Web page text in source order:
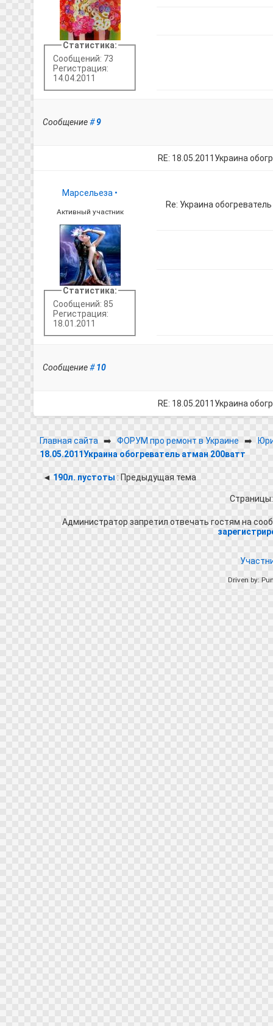
Статистика:
Сообщений: 73
Регистрация:
14.04.2011
Сообщение#9
RE: 18.05.2011Украина
Марсельеза •
Активный участник
Статистика:
Сообщений: 85
Регистрация:
18.01.2011
Re: Украина
Сообщение#10
RE: 18.05.2011Украина
Главная сайта ➡️ФОРУМ про ремонт в Украине ➡️
18.05.2011Украина обогреватель атман 200ватт
◄ 190л. пустоты : Предыдущая тема
Администратор запретил отвечать гостям на
Driven by: